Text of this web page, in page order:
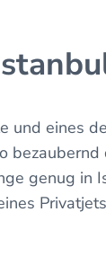
und eines
genug in